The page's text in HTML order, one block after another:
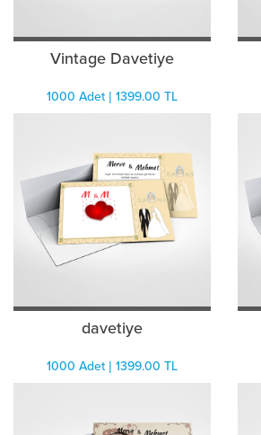
Vintage Davetiye
1000 Adet | 1399.00 TL
davetiye
1000 Adet | 1399.00 TL